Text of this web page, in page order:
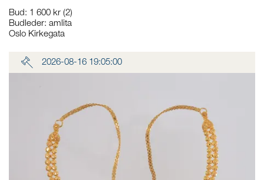
Bud: 1 600 kr (2)
Budleder: amlita
Oslo Kirkegata
2026-08-16 19:05:00